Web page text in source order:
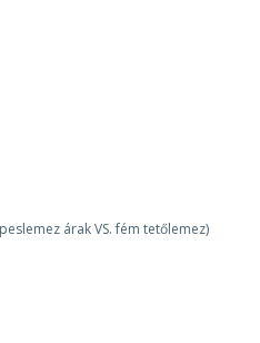
árak VS. fém tetőlemez)